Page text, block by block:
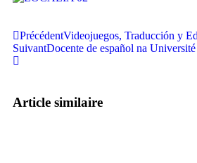
PrécédentVideojuegos, Traducción y
SuivantDocente de español na
Article similaire